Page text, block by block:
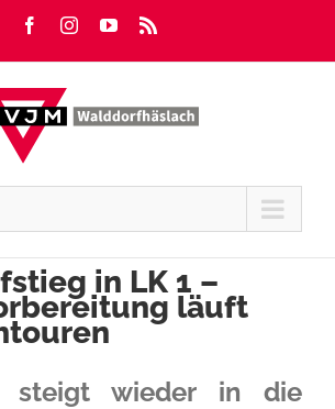
FacebookInstagramYouTube
in LK 1 –
läuft
steigt wieder in die